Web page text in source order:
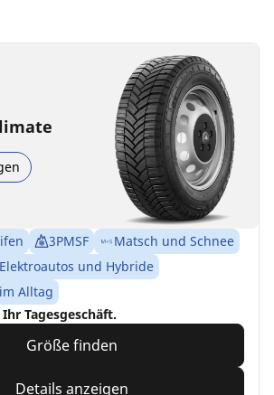
3PMSF
Matsch und Schnee
und Hybride
Alltag
Tagesgeschäft.
Größe finden
Details anzeigen